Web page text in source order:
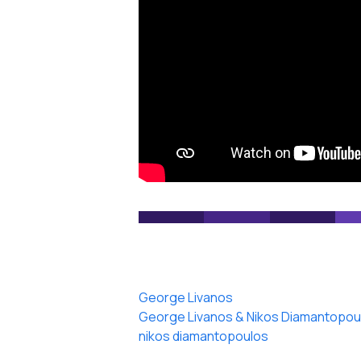
George Livanos
George Livanos & Nikos
nikos diamantopoulos